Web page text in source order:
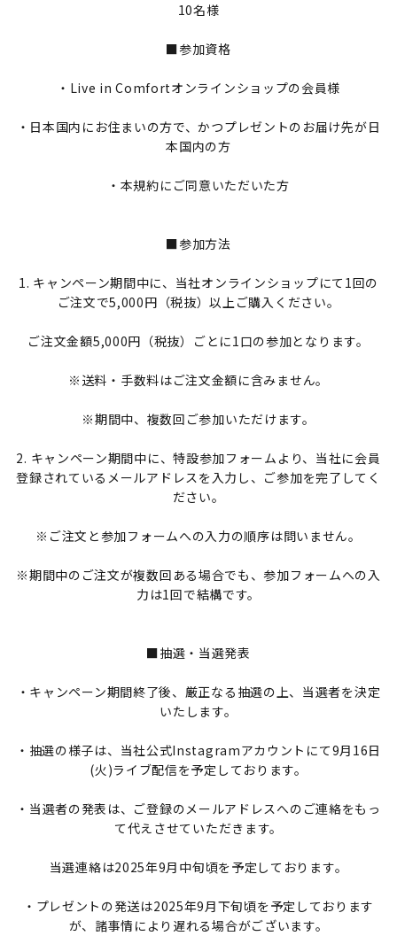
10名様
■参加資格
・Live in Comfortオンラインショップの会員様
・日本国内にお住まいの方で、かつプレゼントのお届け先が日
本国内の方
・本規約にご同意いただいた方
■参加方法
1. キャンペーン期間中に、当社オンラインショップにて1回の
ご注文で5,000円（税抜）以上ご購入ください。
ご注文金額5,000円（税抜）ごとに1口の参加となります。
※送料・手数料はご注文金額に含みません。
※期間中、複数回ご参加いただけます。
2. キャンペーン期間中に、特設参加フォームより、当社に会員
登録されているメールアドレスを入力し、ご参加を完了してく
ださい。
※ご注文と参加フォームへの入力の順序は問いません。
※期間中のご注文が複数回ある場合でも、参加フォームへの入
力は1回で結構です。
■抽選・当選発表
・キャンペーン期間終了後、厳正なる抽選の上、当選者を決定
いたします。
・抽選の様子は、当社公式Instagramアカウントにて9月16日
(火)ライブ配信を予定しております。
・当選者の発表は、ご登録のメールアドレスへのご連絡をもっ
て代えさせていただきます。
当選連絡は2025年9月中旬頃を予定しております。
・プレゼントの発送は2025年9月下旬頃を予定しております
が、諸事情により遅れる場合がございます。